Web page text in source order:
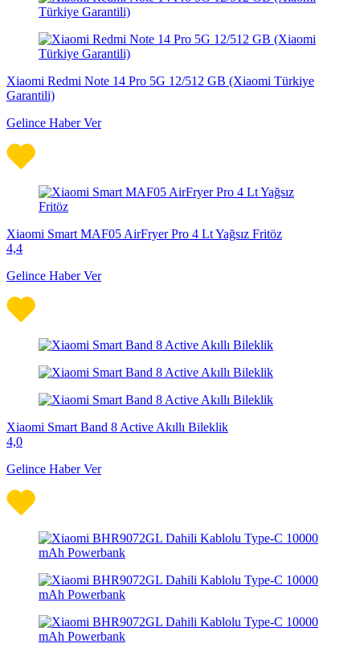
Xiaomi Redmi Note 14 Pro 5G 12/512 GB (Xiaomi Türkiye
Garantili)
Gelince Haber Ver
Xiaomi Smart MAF05 AirFryer Pro 4 Lt Yağsız Fritöz
4,4
Gelince Haber Ver
Xiaomi Smart Band 8 Active Akıllı Bileklik
4,0
Gelince Haber Ver